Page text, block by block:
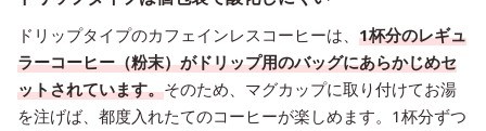
ドリップタイプのカフェインレスコーヒーは、 1杯分のレギュ
ラーコーヒー（粉末）がドリップ用のバッグにあらかじめセ
ットされています。そのため、マグカップに取り付けてお湯
を注げば、都度入れたてのコーヒーが楽しめます。1杯分ずつ